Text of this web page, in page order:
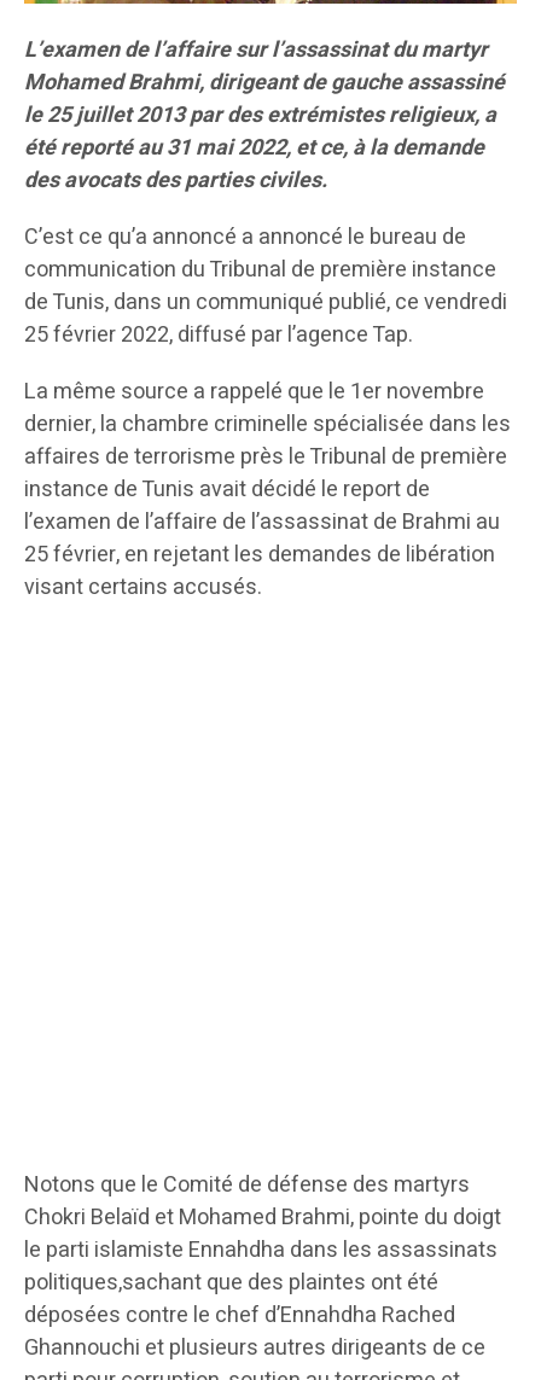
L’examen de l’affaire sur l’assassinat du martyr
Mohamed Brahmi, dirigeant de gaucheassassiné
le 25 juillet 2013 par des extrémistes religieux, a
été reporté au 31 mai 2022, et ce, à la demande
des avocats des parties civiles.
C’est ce qu’a annoncé a annoncé le bureau de
communication du Tribunal de première instance
de Tunis, dans un communiqué publié, ce vendredi
25 février 2022, diffusé par l’agence Tap.
La même source a rappelé que le 1er novembre
dernier, la chambre criminelle spécialisée dans les
affaires de terrorisme près le Tribunal de première
instance de Tunis avait décidé le report de
l’examen de l’affaire de l’assassinat de Brahmi au
25 février, en rejetant les demandes de libération
visant certains accusés.
Notons que le Comité de défense des martyrs
Chokri Belaïd et Mohamed Brahmi, pointe du doigt
le parti islamiste Ennahdha dans les assassinats
politiques,sachant que des plaintes ont été
déposées contre le chef d’Ennahdha Rached
Ghannouchi et plusieurs autres dirigeants de ce